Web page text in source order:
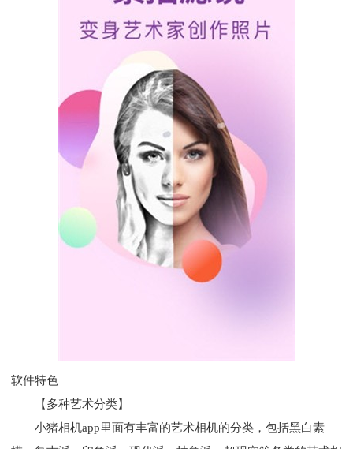
软件特色
【多种艺术分类】
小猪相机app里面有丰富的艺术相机的分类，包括黑白素